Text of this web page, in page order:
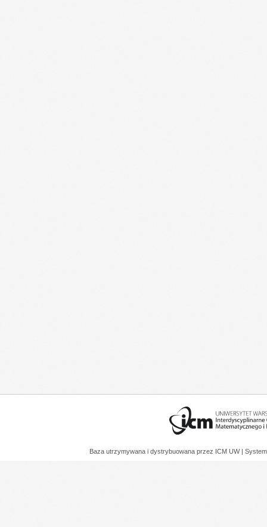
Baza utrzymywana i dystrybuowana przez ICM UW |